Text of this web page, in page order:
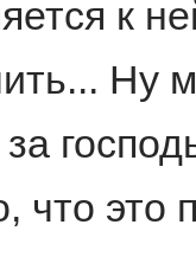
к
Ну
за
что это